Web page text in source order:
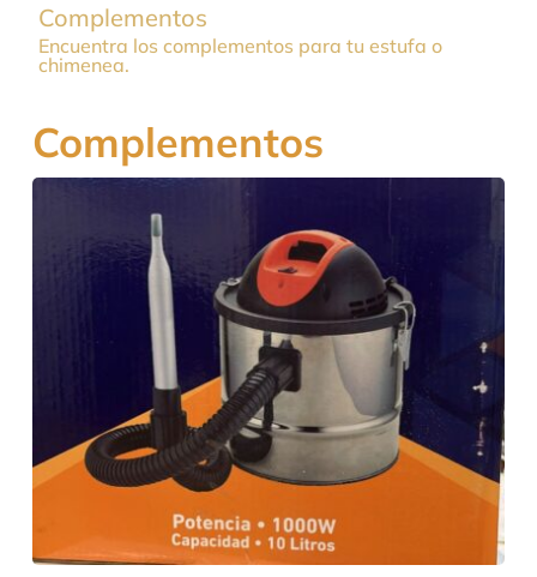
Complementos
Encuentra los complementos para tu estufa o
chimenea.
Complementos